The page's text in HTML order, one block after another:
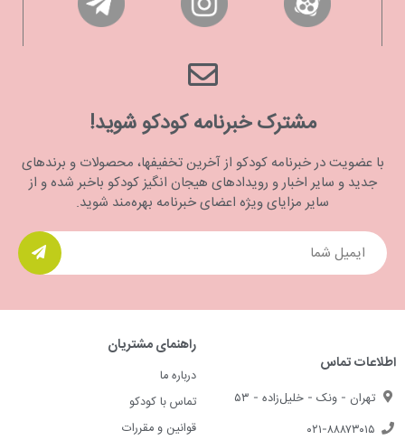
مشترک خبرنامه کودکو شوید!
با عضویت در خبرنامه کودکو از آخرین تخفیفها، محصولات و برندهای
جدید و سایر اخبار و رویدادهای هیجان انگیز کودکو باخبر شده و از
سایر مزایای ویژه اعضای خبرنامه بهره‌مند شوید.
اطلاعات تماس
تهران - ونک - خلیل‌زاده - ۵۳
۰۲۱-۸۸۸۷۳۰۱۵
راهنمای مشتریان
درباره ما
تماس با کودکو
قوانین و مقررات